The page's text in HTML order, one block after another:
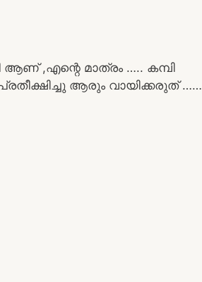
ആണ് ,എന്റെ മാത്രം ….. കമ്പി
ആരും വായിക്കരുത് ……